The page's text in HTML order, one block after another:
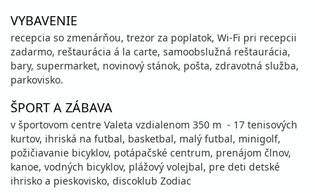
VYBAVENIE
recepcia so zmenárňou, trezor za poplatok, Wi-Fi pri recepcii
zadarmo, reštaurácia á la carte, samoobslužná reštaurácia,
bary, supermarket, novinový stánok, pošta, zdravotná služba,
parkovisko.
ŠPORT A ZÁBAVA
v športovom centre Valeta vzdialenom 350 m - 17 tenisových
kurtov, ihriská na futbal, basketbal, malý futbal, minigolf,
požičiavanie bicyklov, potápačské centrum, prenájom člnov,
kanoe, vodných bicyklov, plážový volejbal, pre deti detské
ihrisko a pieskovisko, discoklub Zodiac